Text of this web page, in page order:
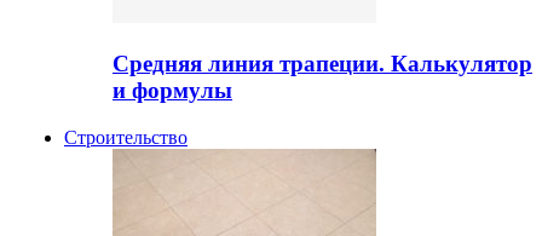
Средняя линия трапеции. Калькулятор
и формулы
Строительство